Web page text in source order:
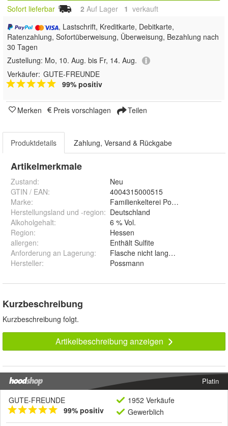
Sofort lieferbar 2 Auf Lager 1 verkauft
, Lastschrift, Kreditkarte, Debitkarte,
Ratenzahlung, Sofortüberweisung, Überweisung, Bezahlung nach
30 Tagen
Zustellung: Mo, 10. Aug. bis Fr, 14. Aug.
Verkäufer: GUTE-FREUNDE
99% positiv
Merken Preis vorschlagen Teilen
Produktdetails Zahlung, Versand & Rückgabe
Artikelmerkmale
Zustand:
Neu
GTIN / EAN:
4004315000515
Marke:
Familienkelterei Possmann GmbH
Herstellungsland und -region: Deutschland
Alkoholgehalt:
6 % Vol.
Region:
Hessen
allergen:
Enthält Sulfite
Anforderung an Lagerung:
Flasche nicht lange Sonnenlicht
Hersteller: Possmann
Kurzbeschreibung
Kurzbeschreibung folgt.
Artikelbeschreibung anzeigen
Platin
GUTE-FREUNDE
99% positiv
1952 Verkäufe
Gewerblich